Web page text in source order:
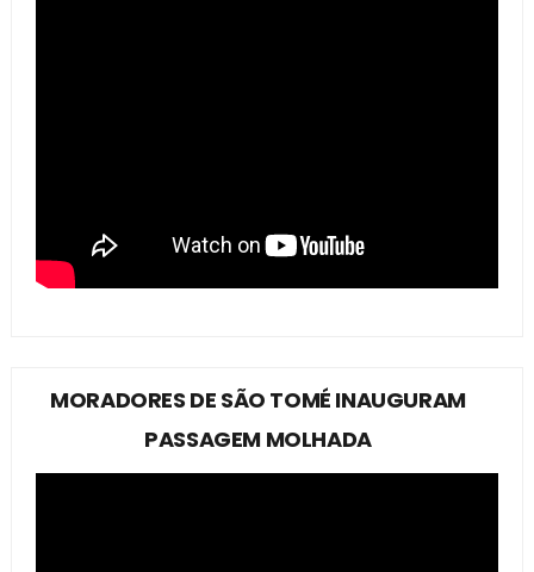
MORADORES DE SÃO TOMÉ INAUGURAM
PASSAGEM MOLHADA